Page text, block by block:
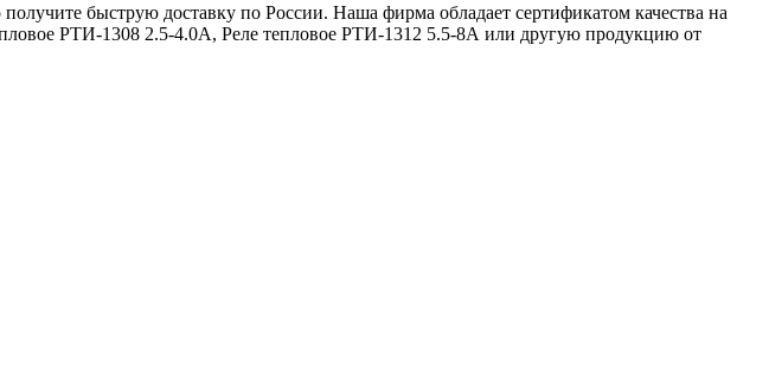
быструю доставку по России. Наша фирма обладает сертификатом качества на
РТИ-1308 2.5-4.0А, Реле тепловое РТИ-1312 5.5-8А или другую продукцию от